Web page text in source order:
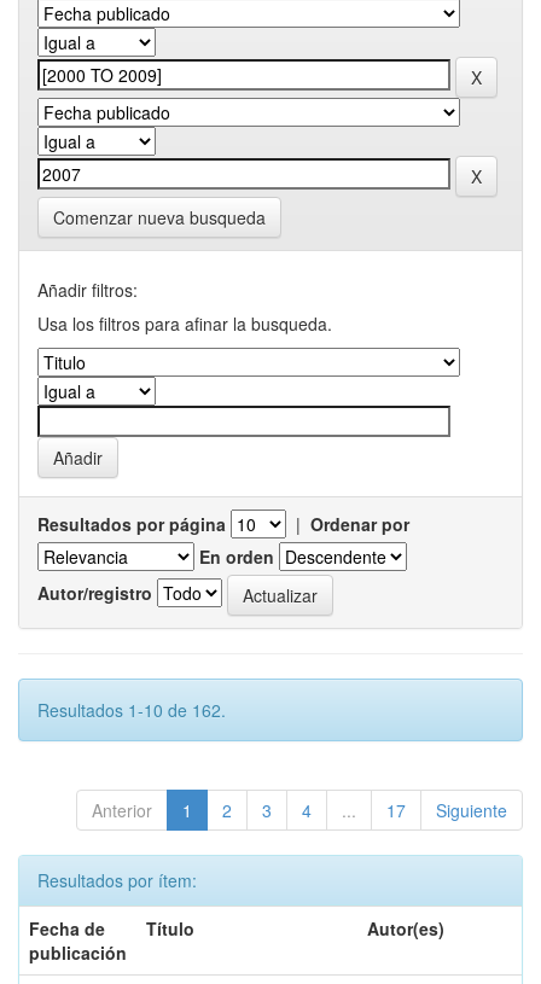
Comenzar nueva busqueda
Añadir filtros:
Usa los filtros para afinar la busqueda.
Resultados por página | Ordenar por
En orden
Autor/registro
Resultados 1-10 de 162.
Anterior 1 2 3 4 ... 17 Siguiente
Resultados por ítem:
Fecha de
publicación
Título Autor(es)